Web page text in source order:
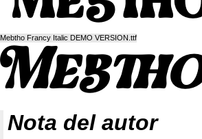
Mebtho Francy Italic DEMO VERSION.ttf
Nota del autor